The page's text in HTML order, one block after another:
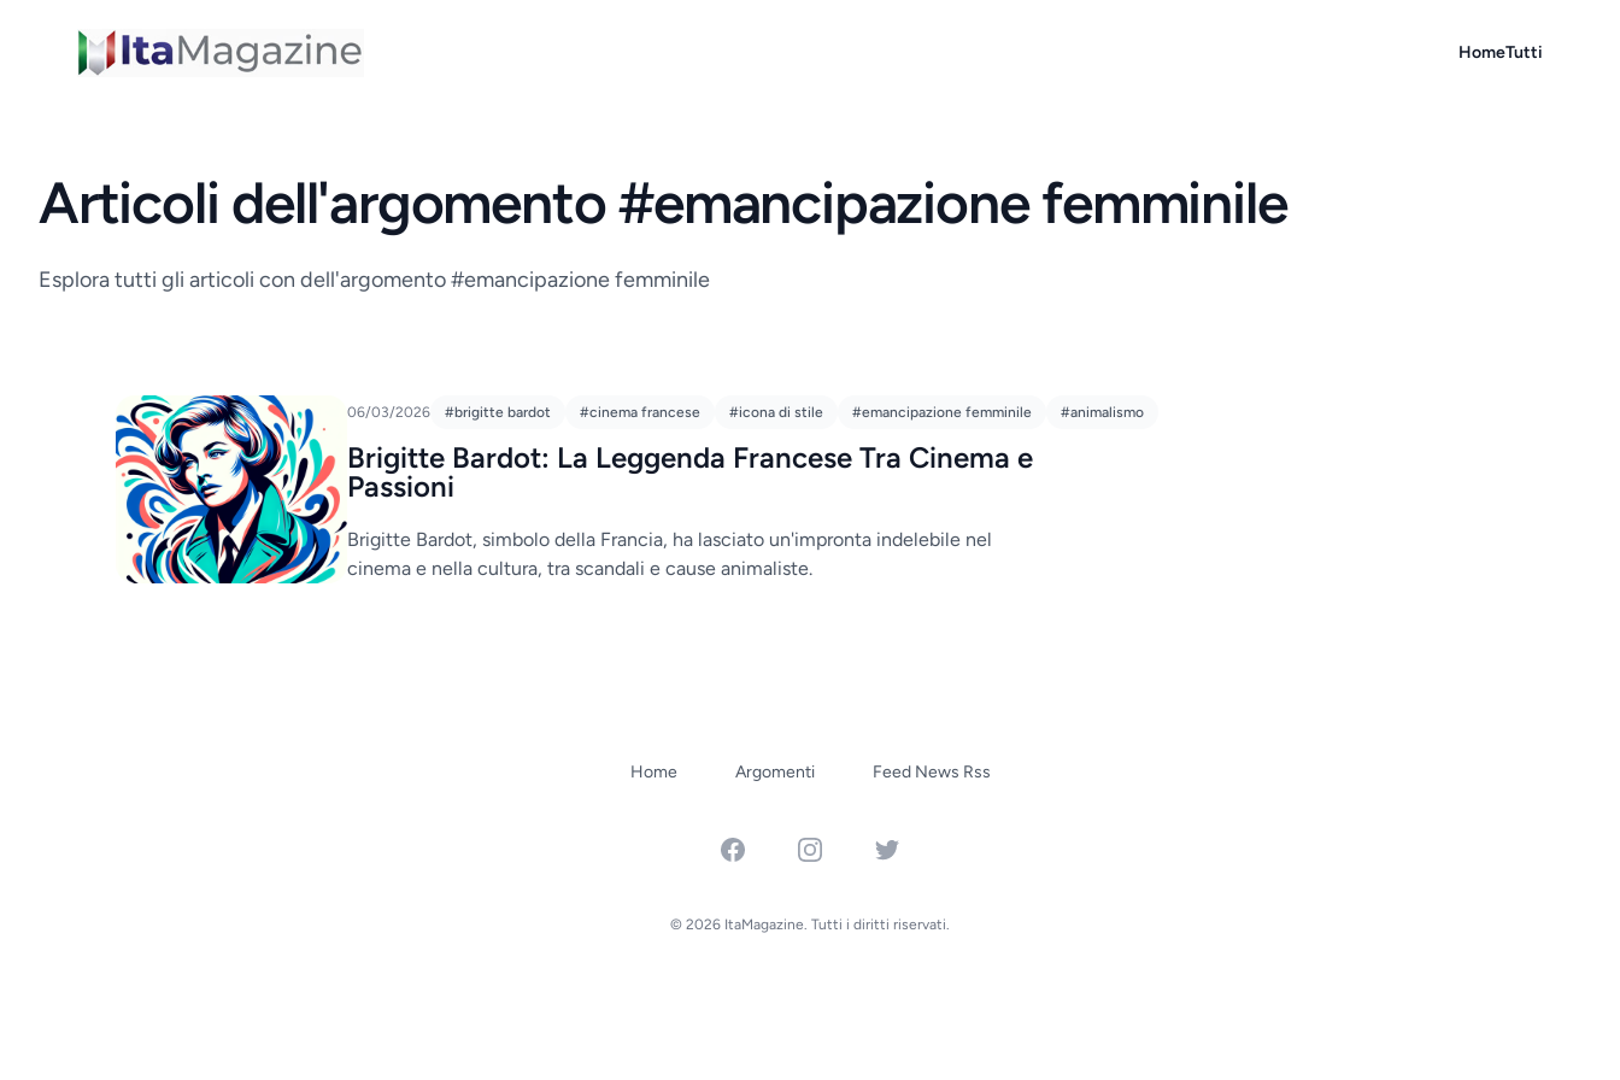
ItaMagazine HomeTutti
Articoli dell'argomento #emancipazione femminile
Esplora tutti gli articoli con dell'argomento #emancipazione femminile
06/03/2026 #brigitte bardot #cinema francese #icona di stile #emancipazione femminile #animalismo
Brigitte Bardot: La Leggenda Francese Tra Cinema e
Passioni
Brigitte Bardot, simbolo della Francia, ha lasciato un'impronta indelebile nel
cinema e nella cultura, tra scandali e cause animaliste.
Home Argomenti Feed News Rss
FacebookInstagramTwitter
© 2026 ItaMagazine. Tutti i diritti riservati.